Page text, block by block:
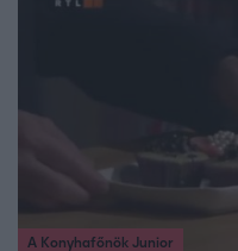
A Konyhafőnök Junior